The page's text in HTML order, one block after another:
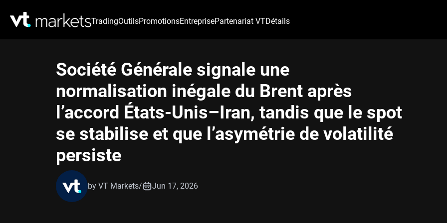
TradingOutilsPromotionsEntreprisePartenariat VTDétails
Société Générale signale une
normalisation inégale du Brent après
l’accord États-Unis–Iran, tandis que le spot
se stabilise et que l’asymétrie de volatilité
persiste
by VT Markets/ Jun 17, 2026